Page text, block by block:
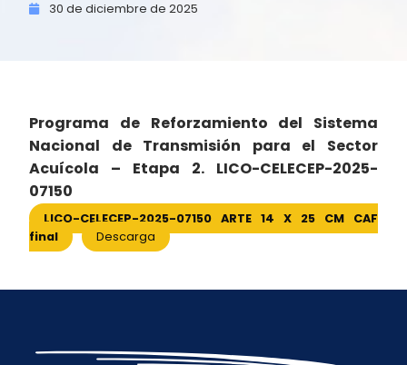
30 de diciembre de 2025
Programa de Reforzamiento del Sistema
Nacional de Transmisión para el Sector
Acuícola – Etapa 2. LICO-CELECEP-2025-
07150
LICO-CELECEP-2025-07150 ARTE 14 X 25 CM CAF
final
Descarga